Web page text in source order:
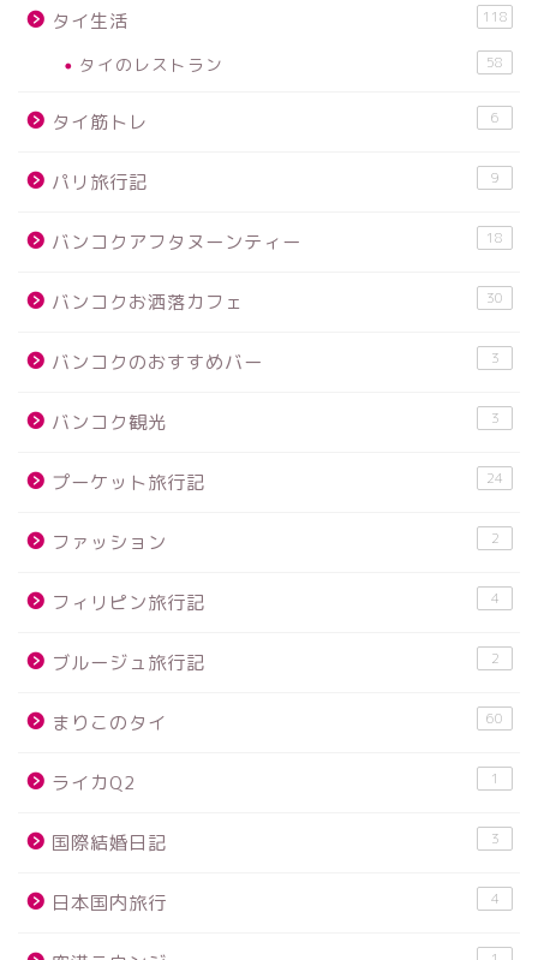
タイ生活 118
タイのレストラン 58
タイ筋トレ 6
パリ旅行記 9
バンコクアフタヌーンティー 18
バンコクお洒落カフェ 30
バンコクのおすすめバー 3
バンコク観光 3
プーケット旅行記 24
ファッション 2
フィリピン旅行記 4
ブルージュ旅行記 2
まりこのタイ 60
ライカQ2 1
国際結婚日記 3
日本国内旅行 4